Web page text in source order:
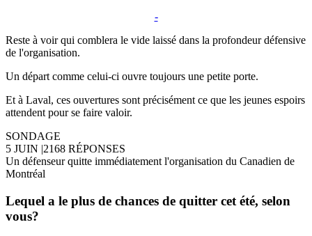
-
Reste à voir qui comblera le vide laissé dans la profondeur défensive
de l'organisation.
Un départ comme celui-ci ouvre toujours une petite porte.
Et à Laval, ces ouvertures sont précisément ce que les jeunes espoirs
attendent pour se faire valoir.
SONDAGE
5 JUIN |2168 RÉPONSES
Un défenseur quitte immédiatement l'organisation du Canadien de
Montréal
Lequel a le plus de chances de quitter cet été, selon
vous?